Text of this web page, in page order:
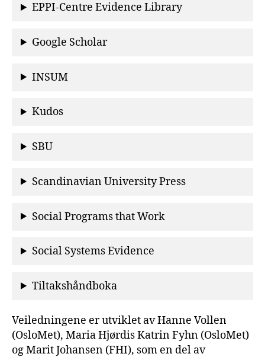
EPPI-Centre Evidence Library
Google Scholar
INSUM
Kudos
SBU
Scandinavian University Press
Social Programs that Work
Social Systems Evidence
Tiltakshåndboka
Veiledningene er utviklet av Hanne Vollen
(OsloMet), Maria Hjørdis Katrin Fyhn (OsloMet)
og Marit Johansen (FHI), som en del av